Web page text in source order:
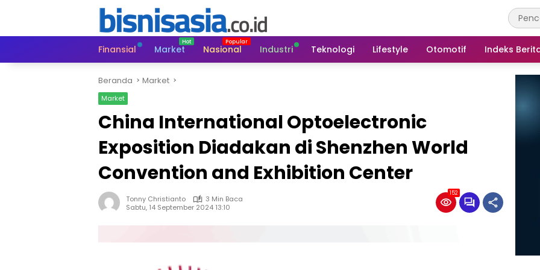
Finansial
Market Nasional Industri Teknologi Lifestyle Otomotif Indeks
Beranda Market
Market
China International Optoelectronic
Exposition Diadakan di Shenzhen World
Convention and Exhibition Center
Tonny Christianto
3 Min Baca
Sabtu, 14 September 2024 13:10
152